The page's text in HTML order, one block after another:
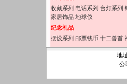
收藏系列 电话系列 台灯系列
家居饰品 地球仪
纪念礼品
摆设系列 邮票钱币 十二兽首
地
公